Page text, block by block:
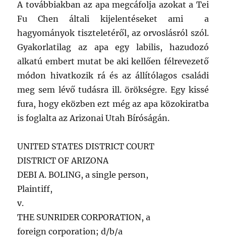
A továbbiakban az apa megcáfolja azokat a Tei
Fu Chen általi kijelentéseket ami a
hagyományok tiszteletéről, az orvoslásról szól.
Gyakorlatilag az apa egy labilis, hazudozó
alkatú embert mutat be aki kellően félrevezető
módon hivatkozik rá és az állítólagos családi
meg sem lévő tudásra ill. örökségre. Egy kissé
fura, hogy eközben ezt még az apa közokiratba
is foglalta az Arizonai Utah Bíróságán.
UNITED STATES DISTRICT COURT
DISTRICT OF ARIZONA
DEBI A. BOLING, a single person,
Plaintiff,
v.
THE SUNRIDER CORPORATION, a
foreign corporation; d/b/a